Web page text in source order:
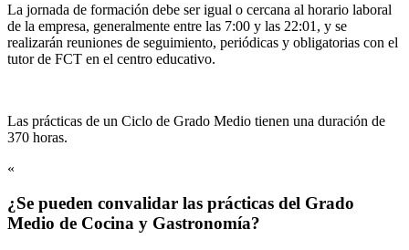
La jornada de formación debe ser igual o cercana al horario laboral
de la empresa, generalmente entre las 7:00 y las 22:01, y se
realizarán reuniones de seguimiento, periódicas y obligatorias con el
tutor de FCT en el centro educativo.
Las prácticas de un Ciclo de Grado Medio tienen una duración de
370 horas.
«
¿Se pueden convalidar las prácticas del Grado
Medio de Cocina y Gastronomía?